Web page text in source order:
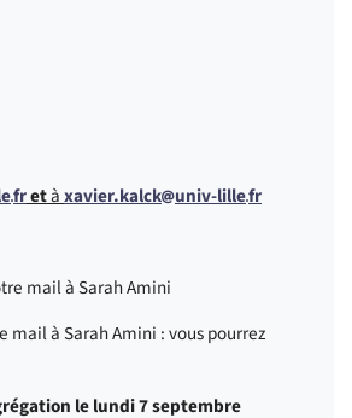
fretàxavier.kalck univ-lillefr
mail à Sarah Amini
mail à Sarah Amini : vous pourrez
le lundi 7 septembre